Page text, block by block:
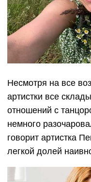
Несмотря на все
артистки все
отношений с
немного
говорит артистка
легкой долей